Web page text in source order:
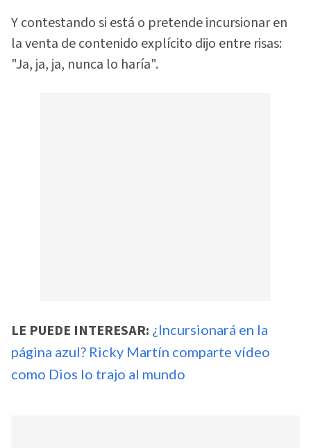
Y contestando si está o pretende incursionar en
la venta de contenido explícito dijo entre risas:
"Ja, ja, ja, nunca lo haría".
LE PUEDE INTERESAR: ¿Incursionará en la
página azul? Ricky Martín comparte vídeo
como Dios lo trajo al mundo